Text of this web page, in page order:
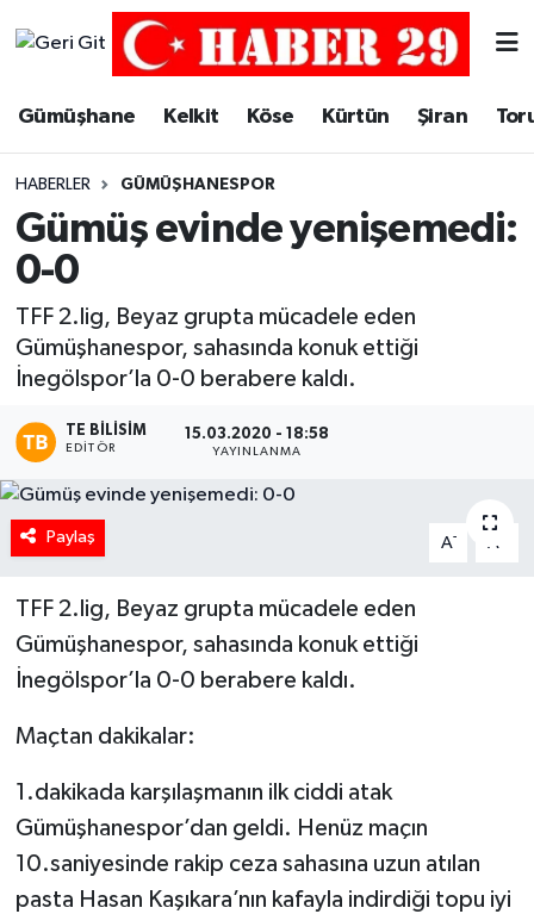
Gümüşhane Kelkit Köse Kürtün Şiran
HABERLER GÜMÜŞHANESPOR
Gümüş evinde yenişemedi:
0-0
TFF 2.lig, Beyaz grupta mücadele eden
Gümüşhanespor, sahasında konuk ettiği
İnegölspor’la 0-0 berabere kaldı.
TE BILISIM
EDITÖR
15.03.2020 - 18:58
YAYINLANMA
Paylaş A- A
TFF 2.lig, Beyaz grupta mücadele eden
Gümüşhanespor, sahasında konuk ettiği
İnegölspor’la 0-0 berabere kaldı.
Maçtan dakikalar:
1.dakikada karşılaşmanın ilk ciddi atak
Gümüşhanespor’dan geldi. Henüz maçın
10.saniyesinde rakip ceza sahasına uzun atılan
pasta Hasan Kaşıkara’nın kafayla indirdiği topu iyi
Merkez Trafik Yoğunluk Haritası
Süper Lig Puan Durumu ve Fikstür
Tüm Manşetler
Son Dakika Haberleri
Haber Arşivi